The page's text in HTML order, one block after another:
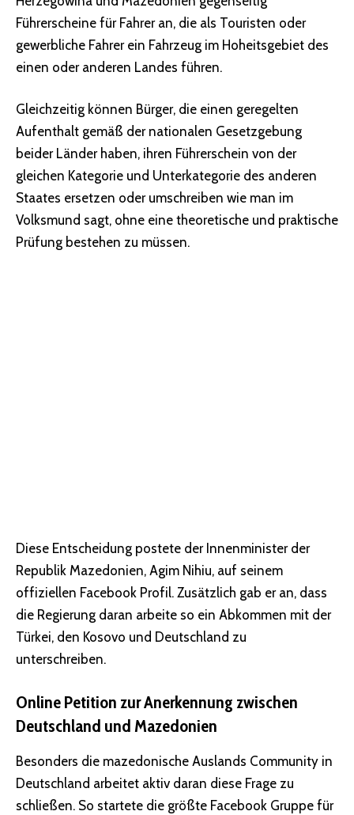
Führerscheine für Fahrer an, die als Touristen oder
gewerbliche Fahrer ein Fahrzeug im Hoheitsgebiet des
einen oder anderen Landes führen.
Gleichzeitig können Bürger, die einen geregelten
Aufenthalt gemäß der nationalen Gesetzgebung
beider Länder haben, ihren Führerschein von der
gleichen Kategorie und Unterkategorie des anderen
Staates ersetzen oder umschreiben wie man im
Volksmund sagt, ohne eine theoretische und praktische
Prüfung bestehen zu müssen.
Diese Entscheidung postete der Innenminister der
Republik Mazedonien, Agim Nihiu, auf seinem
offiziellen Facebook Profil. Zusätzlich gab er an, dass
die Regierung daran arbeite so ein Abkommen mit der
Türkei, den Kosovo und Deutschland zu
unterschreiben.
Online Petition zur Anerkennung zwischen
Deutschland und Mazedonien
Besonders die mazedonische Auslands Community in
Deutschland arbeitet aktiv daran diese Frage zu
schließen. So startete die größte Facebook Gruppe für